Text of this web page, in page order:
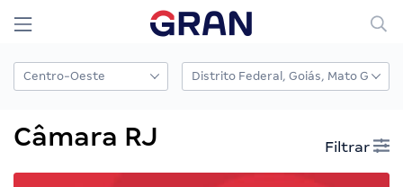
Câmara RJ Filtrar